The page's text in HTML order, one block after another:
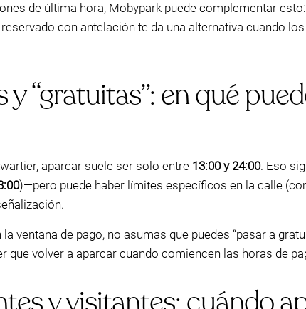
de última hora, Mobypark puede complementar
con antelación te da una alternativa cuando
“gratuitas”: en qué
aparcar suele ser solo entre 13:00 y 24:00. Eso
)—pero puede haber límites específicos en la calle
ventana de pago, no asumas que puedes “pasar a
que volver a aparcar cuando comiencen las horas de